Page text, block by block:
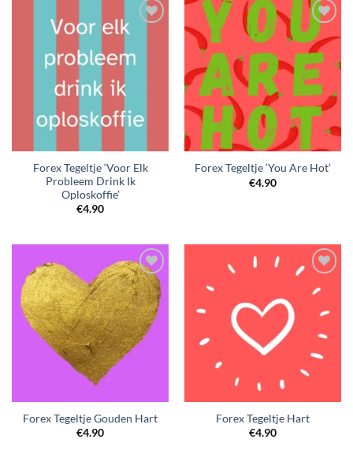
Forex Tegeltje ‘Voor Elk
Probleem Drink Ik
Oploskoffie’
€4.90
Forex Tegeltje ‘You Are Hot’
€4.90
Forex Tegeltje Gouden Hart
€4.90
Forex Tegeltje Hart
€4.90